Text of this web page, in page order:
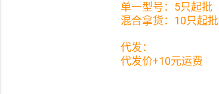
单一型号：5只起批
混合拿货：10只起批
代发：
代发价+10元运费